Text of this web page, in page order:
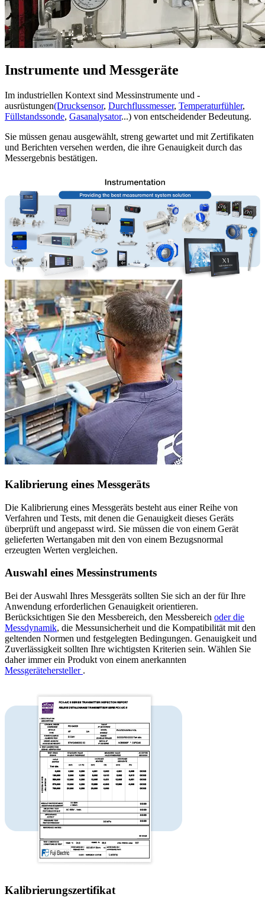
Instrumente und Messgeräte
Im industriellen Kontext sind Messinstrumente und -
ausrüstungen(Drucksensor, Durchflussmesser, Temperaturfühler,
Füllstandssonde, Gasanalysator...) von entscheidender Bedeutung.
Sie müssen genau ausgewählt, streng gewartet und mit Zertifikaten
und Berichten versehen werden, die ihre Genauigkeit durch das
Messergebnis bestätigen.
Kalibrierung eines Messgeräts
Die Kalibrierung eines Messgeräts besteht aus einer Reihe von
Verfahren und Tests, mit denen die Genauigkeit dieses Geräts
überprüft und angepasst wird. Sie müssen die von einem Gerät
gelieferten Wertangaben mit den von einem Bezugsnormal
erzeugten Werten vergleichen.
Auswahl eines Messinstruments
Bei der Auswahl Ihres Messgeräts sollten Sie sich an der für Ihre
Anwendung erforderlichen Genauigkeit orientieren.
Berücksichtigen Sie den Messbereich, den Messbereich oder die
Messdynamik, die Messunsicherheit und die Kompatibilität mit den
geltenden Normen und festgelegten Bedingungen. Genauigkeit und
Zuverlässigkeit sollten Ihre wichtigsten Kriterien sein. Wählen Sie
daher immer ein Produkt von einem anerkannten
Messgerätehersteller .
Kalibrierungszertifikat